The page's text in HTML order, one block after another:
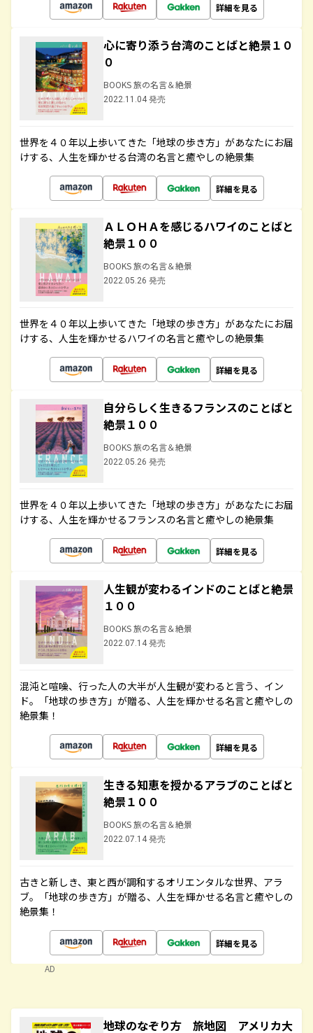
詳細を見る
心に寄り添う台湾のことばと絶景１０
０
BOOKS 旅の名言＆絶景
2022.11.04 発売
世界を４０年以上歩いてきた「地球の歩き方」があなたにお届
けする、人生を輝かせる台湾の名言と癒やしの絶景集
詳細を見る
ＡＬＯＨＡを感じるハワイのことばと
絶景１００
BOOKS 旅の名言＆絶景
2022.05.26 発売
世界を４０年以上歩いてきた「地球の歩き方」があなたにお届
けする、人生を輝かせるハワイの名言と癒やしの絶景集
詳細を見る
自分らしく生きるフランスのことばと
絶景１００
BOOKS 旅の名言＆絶景
2022.05.26 発売
世界を４０年以上歩いてきた「地球の歩き方」があなたにお届
けする、人生を輝かせるフランスの名言と癒やしの絶景集
詳細を見る
人生観が変わるインドのことばと絶景
１００
BOOKS 旅の名言＆絶景
2022.07.14 発売
混沌と喧噪、行った人の大半が人生観が変わると言う、イン
ド。「地球の歩き方」が贈る、人生を輝かせる名言と癒やしの
絶景集！
詳細を見る
生きる知恵を授かるアラブのことばと
絶景１００
BOOKS 旅の名言＆絶景
2022.07.14 発売
古きと新しき、東と西が調和するオリエンタルな世界、アラ
ブ。「地球の歩き方」が贈る、人生を輝かせる名言と癒やしの
絶景集！
詳細を見る
AD
地球のなぞり方 旅地図 アメリカ大